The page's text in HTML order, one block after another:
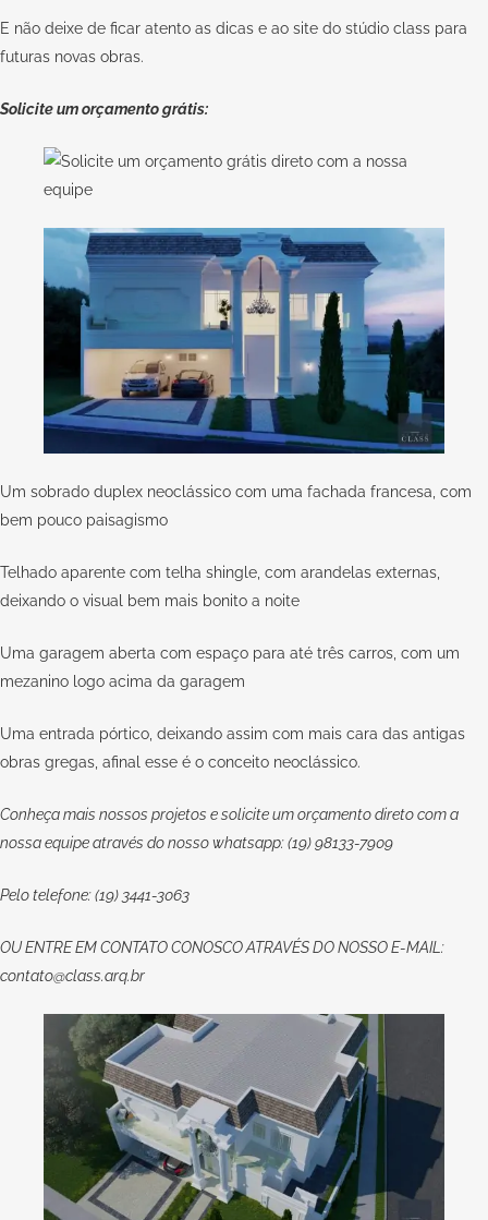
E não deixe de ficar atento as dicas e ao site do stúdio class para
futuras novas obras.
Solicite um orçamento grátis:
Um sobrado duplex neoclássico com uma fachada francesa, com
bem pouco paisagismo
Telhado aparente com telha shingle, com arandelas externas,
deixando o visual bem mais bonito a noite
Uma garagem aberta com espaço para até três carros, com um
mezanino logo acima da garagem
Uma entrada pórtico, deixando assim com mais cara das antigas
obras gregas, afinal esse é o conceito neoclássico.
Conheça mais nossos projetos e solicite um orçamento direto com a
nossa equipe através do nosso whatsapp: (19) 98133-7909
Pelo telefone: (19) 3441-3063
OUENTRE EM CONTATO CONOSCOATRAVÉS DO NOSSO E-MAIL:
contato@class.arq.br